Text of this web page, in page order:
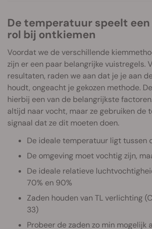
De temperatuur speelt een belangrijke
rol bij ontkiemen
Voordat we de verschillende
zijn er een paar belangrijke vuistregels.
resultaten, raden we aan dat je je aan
houdt, ongeacht je gekozen methode.
hierbij een van de belangrijkste
altijd naar vocht, maar ze gebruiken de
signaal dat ze dit moeten doen.
De ideale temperatuur ligt tussen
De omgeving moet vochtig zijn,
De ideale relatieve
70% en 90%
Zaden houden van TL verlichting
33)
Probeer de zaden zo min mogelijk